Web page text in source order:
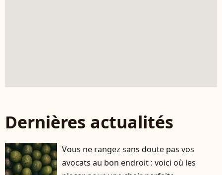
Dernières actualités
Vous ne rangez sans doute pas vos
avocats au bon endroit : voici où les